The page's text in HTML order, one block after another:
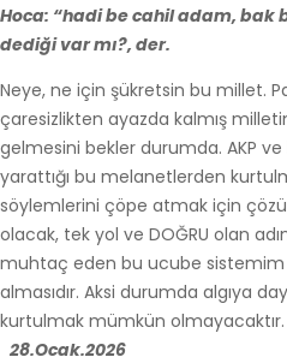
Hoca: “hadi be cahil adam, bak
dediği var mı?, der.
Neye, ne için şükretsin bu millet.
çaresizlikten ayazda kalmış
gelmesini bekler durumda. AKP
yarattığı bu melanetlerden
söylemlerini çöpe atmak için
olacak, tek yol ve DOĞRU olan
muhtaç eden bu ucube
almasıdır. Aksi durumda algıya
kurtulmak mümkün
28.Ocak.2026